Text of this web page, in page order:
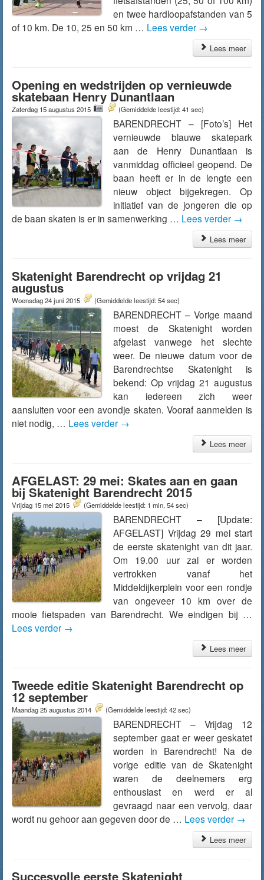
en twee hardloopafstanden van 5
of 10 km. De 10, 25 en 50 km … Lees verder →
Lees meer
Opening en wedstrijden op vernieuwde
skatebaan Henry Dunantlaan
Zaterdag 15 augustus 2015 (Gemiddelde leestijd: 41 sec)
BARENDRECHT – [Foto’s] Het
vernieuwde blauwe skatepark
aan de Henry Dunantlaan is
vanmiddag officieel geopend. De
baan heeft er in de lengte een
nieuw object bijgekregen. Op
initiatief van de jongeren die op
de baan skaten is er in samenwerking … Lees verder →
Lees meer
Skatenight Barendrecht op vrijdag 21
augustus
Woensdag 24 juni 2015 (Gemiddelde leestijd: 54 sec)
BARENDRECHT – Vorige maand
moest de Skatenight worden
afgelast vanwege het slechte
weer. De nieuwe datum voor de
Barendrechtse Skatenight is
bekend: Op vrijdag 21 augustus
kan iedereen zich weer
aansluiten voor een avondje skaten. Vooraf aanmelden is
niet nodig, … Lees verder →
Lees meer
AFGELAST: 29 mei: Skates aan en gaan
bij Skatenight Barendrecht 2015
Vrijdag 15 mei 2015 (Gemiddelde leestijd: 1 min, 54 sec)
BARENDRECHT – [Update:
AFGELAST] Vrijdag 29 mei start
de eerste skatenight van dit jaar.
Om 19.00 uur zal er worden
vertrokken vanaf het
Middeldijkerplein voor een rondje
van ongeveer 10 km over de
mooie fietspaden van Barendrecht. We eindigen bij …
Lees verder →
Lees meer
Tweede editie Skatenight Barendrecht op
12 september
Maandag 25 augustus 2014 (Gemiddelde leestijd: 42 sec)
BARENDRECHT – Vrijdag 12
september gaat er weer geskatet
worden in Barendrecht! Na de
vorige editie van de Skatenight
waren de deelnemers erg
enthousiast en werd er al
gevraagd naar een vervolg, daar
wordt nu gehoor aan gegeven door de … Lees verder →
Lees meer
Succesvolle eerste Skatenight